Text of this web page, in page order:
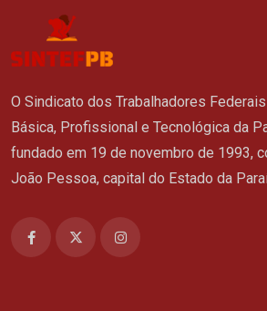
O Sindicato dos Trabalhadores
Básica, Profissional e Tecnológica da
fundado em 19 de novembro de 1993,
João Pessoa, capital do Estado da